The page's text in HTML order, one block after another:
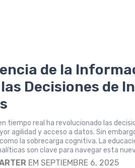
de la
Decisiones de
tiempo real ha revolucionado las
agilidad y acceso a datos. Sin
la sobrecarga cognitiva. La
son clave para navegar esta
EM SEPTIEMBRE 6, 2025